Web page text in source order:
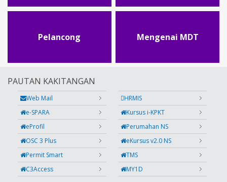
Pelancong Mengenai MDT
PAUTAN KAKITANGAN
Web Mail
HRMIS
e-SPARA
Kursus i-KPKT
eProfil
Perumahan NS
OSC 3 Plus
eKursus v2.0 NS
Permit Smart
TMS
C3Access
MY1D